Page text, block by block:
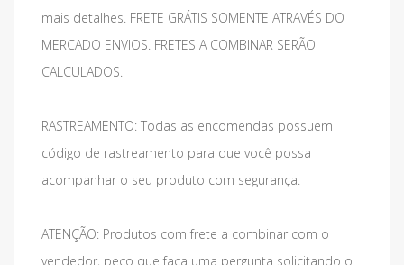
mais detalhes. FRETE GRÁTIS SOMENTE ATRAVÉS DO
MERCADO ENVIOS. FRETES A COMBINAR SERÃO
CALCULADOS.
RASTREAMENTO: Todas as encomendas possuem
código de rastreamento para que você possa
acompanhar o seu produto com segurança.
ATENÇÃO: Produtos com frete a combinar com o
vendedor, peço que faça uma pergunta solicitando o